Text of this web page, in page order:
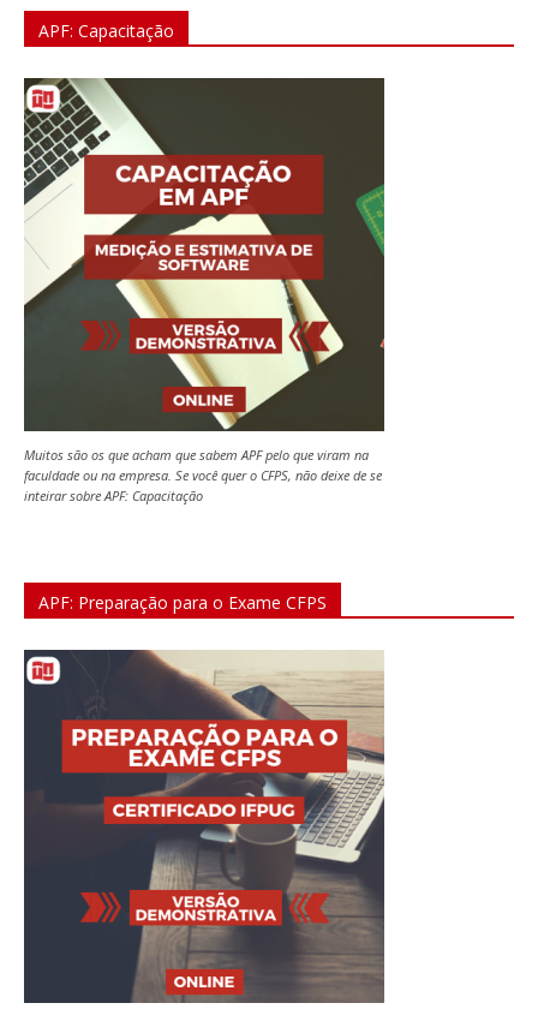
APF: Capacitação
Muitos são os que acham que sabem APF pelo que viram na
faculdade ou na empresa. Se você quer o CFPS, não deixe de se
inteirar sobre APF: Capacitação
APF: Preparação para o Exame CFPS